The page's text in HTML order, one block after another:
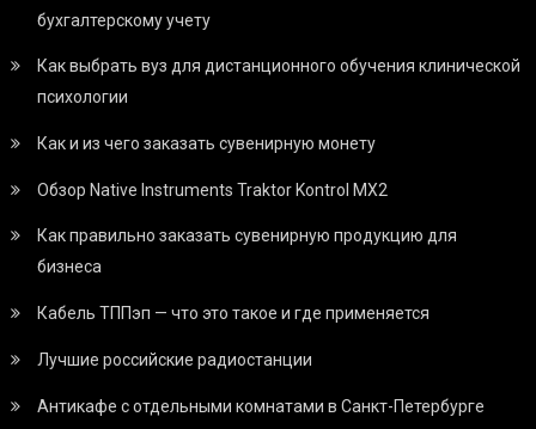
бухгалтерскому учету
Как выбрать вуз для дистанционного обучения клинической
психологии
Как и из чего заказать сувенирную монету
Обзор Native Instruments Traktor Kontrol MX2
Как правильно заказать сувенирную продукцию для
бизнеса
Кабель ТППэп — что это такое и где применяется
Лучшие российские радиостанции
Антикафе с отдельными комнатами в Санкт-Петербурге